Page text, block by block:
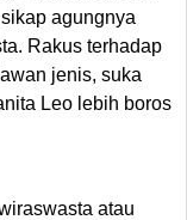
agungnya
Rakus terhadap
jenis, suka
Leo lebih boros
atau